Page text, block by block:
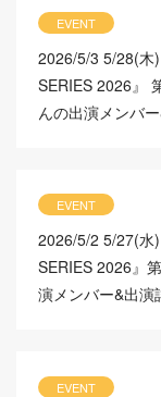
EVENT
2026/5/3 5/28(木
SERIES 2026』
んの出演メンバ
EVENT
2026/5/2 5/27(水
SERIES 2026』
演メンバー&出演
EVENT